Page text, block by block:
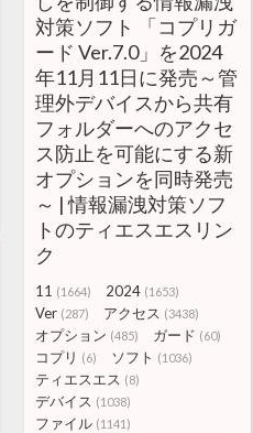
対策ソフト 「コプリガ
ード Ver.7.0」を2024
年11月11日に発売～管
理外デバイスから共有
フォルダーへのアクセ
ス防止を可能にする新
オプションを同時発売
～ | 情報漏洩対策ソフ
トのティエスエスリン
ク
11 (1664) 2024 (1653)
Ver (287) アクセス (3438)
オプション (485) ガード (60)
コプリ (6) ソフト (1036)
ティエスエス (8)
デバイス (1038)
ファイル (1141)